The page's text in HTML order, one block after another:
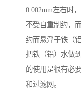
0.002mm左右时
不受自重制约，
约而悬浮于铁（
把铁（铝）水做
的使用是很有必
和过滤网。